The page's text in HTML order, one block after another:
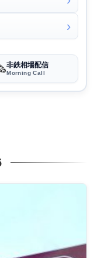
非鉄相場配信
Morning Call